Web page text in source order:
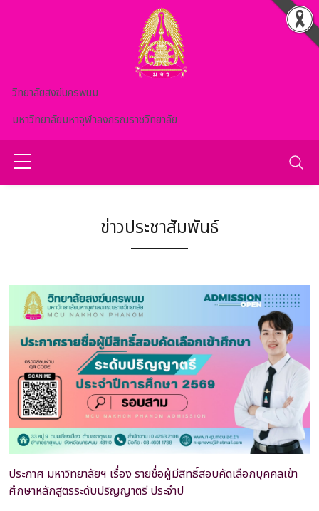
วิทยาลัยสงฆ์นครพนม
มหาวิทยาลัยมหาจุฬาลงกรณราชวิทยาลัย
ข่าวประชาสัมพันธ์
ประกาศ มหาวิทยาลัยฯ เรื่อง รายชื่อผู้มีสิทธิ์สอบคัดเลือกบุคคลเข้า
ศึกษาหลักสูตรระดับปริญญาตรี ประจำป